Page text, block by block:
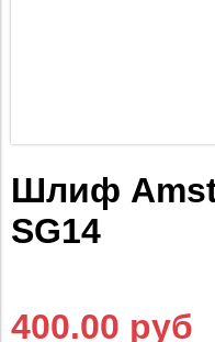
Шлиф
SG14
400.00 руб